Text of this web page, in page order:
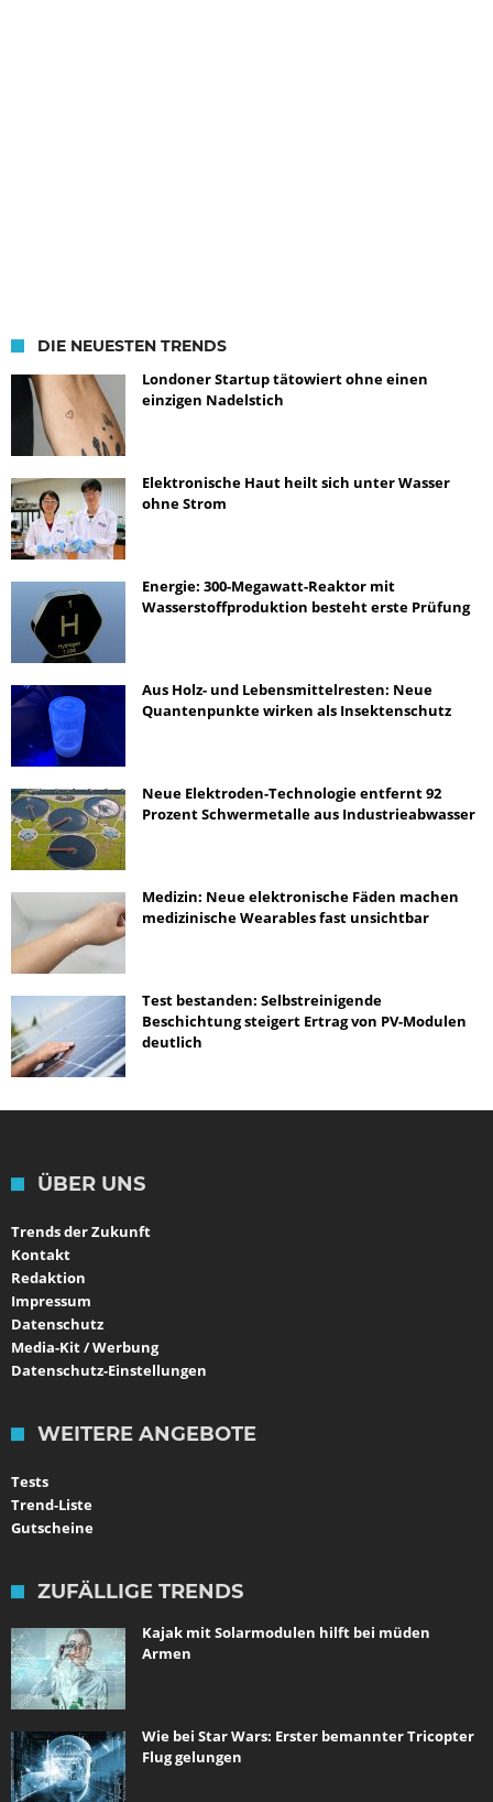
DIE NEUESTEN TRENDS
Londoner Startup tätowiert ohne einen
einzigen Nadelstich
Elektronische Haut heilt sich unter Wasser
ohne Strom
Energie: 300-Megawatt-Reaktor mit
Wasserstoffproduktion besteht erste Prüfung
Aus Holz- und Lebensmittelresten: Neue
Quantenpunkte wirken als Insektenschutz
Neue Elektroden-Technologie entfernt 92
Prozent Schwermetalle aus Industrieabwasser
Medizin: Neue elektronische Fäden machen
medizinische Wearables fast unsichtbar
Test bestanden: Selbstreinigende
Beschichtung steigert Ertrag von PV-Modulen
deutlich
ÜBER UNS
Trends der Zukunft
Kontakt
Redaktion
Impressum
Datenschutz
Media-Kit / Werbung
Datenschutz-Einstellungen
WEITERE ANGEBOTE
Tests
Trend-Liste
Gutscheine
ZUFÄLLIGE TRENDS
Kajak mit Solarmodulen hilft bei müden
Armen
Wie bei Star Wars: Erster bemannter Tricopter
Flug gelungen